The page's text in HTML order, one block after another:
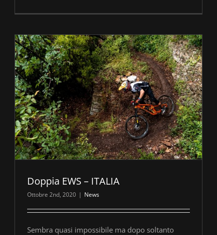
Doppia EWS – ITALIA
Ottobre 2nd, 2020 | News
Sembra quasi impossibile ma dopo soltanto